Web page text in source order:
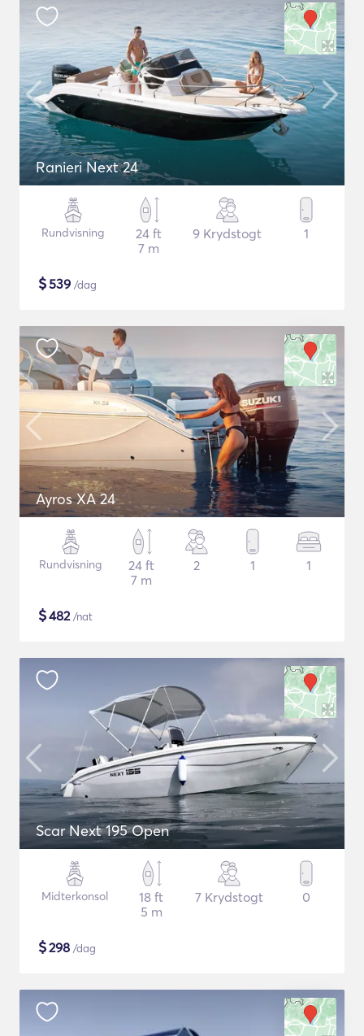
Ranieri Next 24
Rundvisning
24 ft
7 m
9 Krydstogt 1
$539 /dag
Ayros XA 24
Rundvisning
24 ft
7 m
2 1 1
$482/nat
Scar Next 195 Open
Midterkonsol
18 ft
5 m
7 Krydstogt 0
$298 /dag